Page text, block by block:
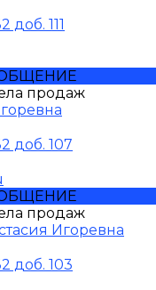
доб. 111
продаж
доб. 107
продаж
Игоревна
доб. 103